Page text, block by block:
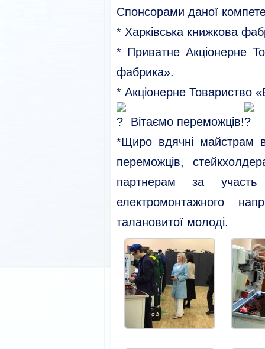
Спонсорами даної
* Харківська книжкова
* Приватне Акціонерне
фабрика».
* Акціонерне Товариство
Вітаємо переможців!
*Щиро вдячні майстрам в/
переможців,
партнерам за участь
електромонтажного
талановитої молоді.